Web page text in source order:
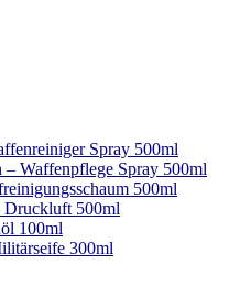
Spray 500ml
Waffenpflege Spray 500ml
500ml
Druckluft 500ml
100ml
300ml